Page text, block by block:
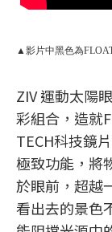
▲影片中黑色為
ZIV 運動太陽
彩組合，造就
TECH科技鏡
極致功能，將
於眼前，超越
看出去的景色